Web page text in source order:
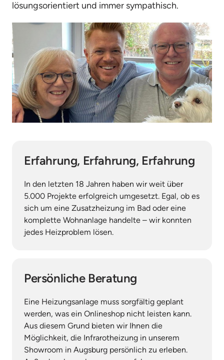
lösungsorientiert und immer sympathisch.
Erfahrung, Erfahrung, Erfahrung
In den letzten 18 Jahren haben wir weit über
5.000 Projekte erfolgreich umgesetzt. Egal, ob es
sich um eine Zusatzheizung im Bad oder eine
komplette Wohnanlage handelte – wir konnten
jedes Heizproblem lösen.
Persönliche Beratung
Eine Heizungsanlage muss sorgfältig geplant
werden, was ein Onlineshop nicht leisten kann.
Aus diesem Grund bieten wir Ihnen die
Möglichkeit, die Infrarotheizung in unserem
Showroom in Augsburg persönlich zu erleben.